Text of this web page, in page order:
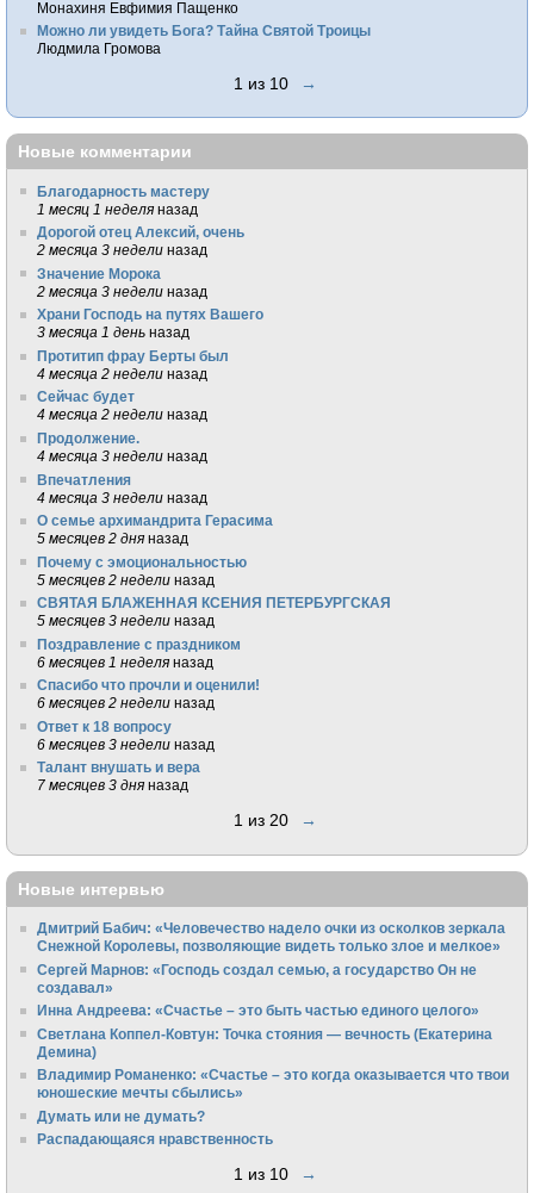
Монахиня Евфимия Пащенко
Можно ли увидеть Бога? Тайна Святой Троицы
Людмила Громова
1 из 10 →
Новые комментарии
Благодарность мастеру
1 месяц 1 неделя назад
Дорогой отец Алексий, очень
2 месяца 3 недели назад
Значение Морока
2 месяца 3 недели назад
Храни Господь на путях Вашего
3 месяца 1 день назад
Протитип фрау Берты был
4 месяца 2 недели назад
Сейчас будет
4 месяца 2 недели назад
Продолжение.
4 месяца 3 недели назад
Впечатления
4 месяца 3 недели назад
О семье архимандрита Герасима
5 месяцев 2 дня назад
Почему с эмоциональностью
5 месяцев 2 недели назад
СВЯТАЯ БЛАЖЕННАЯ КСЕНИЯ ПЕТЕРБУРГСКАЯ
5 месяцев 3 недели назад
Поздравление с праздником
6 месяцев 1 неделя назад
Спасибо что прочли и оценили!
6 месяцев 2 недели назад
Ответ к 18 вопросу
6 месяцев 3 недели назад
Талант внушать и вера
7 месяцев 3 дня назад
1 из 20 →
Новые интервью
Дмитрий Бабич: «Человечество надело очки из осколков зеркала
Снежной Королевы, позволяющие видеть только злое и мелкое»
Сергей Марнов: «Господь создал семью, а государство Он не
создавал»
Инна Андреева: «Счастье – это быть частью единого целого»
Светлана Коппел-Ковтун: Точка стояния — вечность (Екатерина
Демина)
Владимир Романенко: «Счастье – это когда оказывается что твои
юношеские мечты сбылись»
Думать или не думать?
Распадающаяся нравственность
1 из 10 →